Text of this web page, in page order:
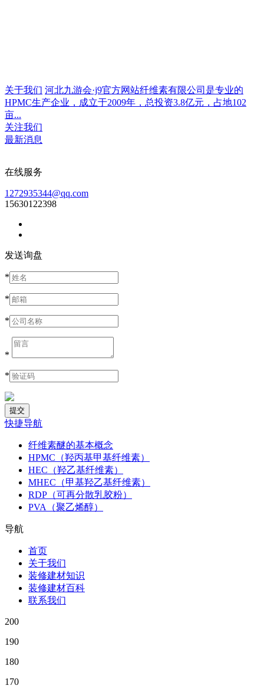
关于我们 河北九游会·j9官方网站纤维素有限公司是专业的
HPMC生产企业，成立于2009年，总投资3.8亿元，占地102
亩...
关注我们
最新消息
在线服务
1272935344@qq.com
15630122398
发送询盘
*
*
*
*
*
快捷导航
纤维素醚的基本概念
HPMC（羟丙基甲基纤维素）
HEC（羟乙基纤维素）
MHEC（甲基羟乙基纤维素）
RDP（可再分散乳胶粉）
PVA（聚乙烯醇）
导航
首页
关于我们
装修建材知识
装修建材百科
联系我们
200
190
180
170